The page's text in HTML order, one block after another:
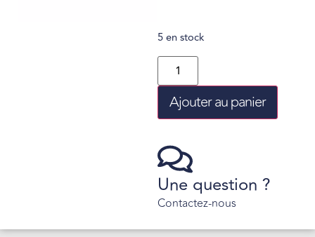
5 en stock
Ajouter au panier
Une question ?
Contactez-nous